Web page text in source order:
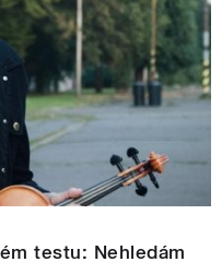
testu: Nehledám